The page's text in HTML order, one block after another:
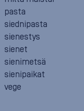
pasta
siednipasta
sienestys
sienet
sienimetsä
sienipaikat
vege